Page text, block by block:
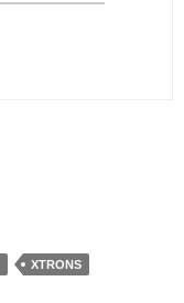
XTRONS